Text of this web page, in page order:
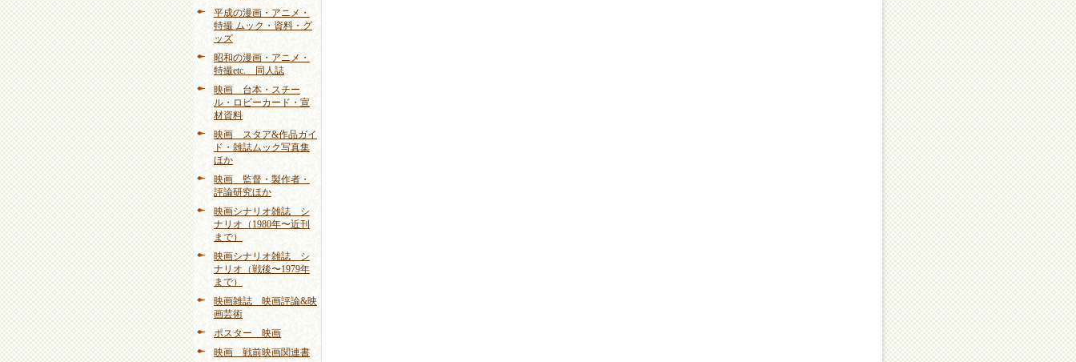
平成の漫画・アニメ・
特撮 ムック・資料・グ
ッズ
昭和の漫画・アニメ・
特撮etc. 同人誌
映画 台本・スチー
ル・ロビーカード・宣
材資料
映画 スタア&作品ガイ
ド・雑誌ムック写真集
ほか
映画 監督・製作者・
評論研究ほか
映画シナリオ雑誌 シ
ナリオ（1980年〜近刊
まで）
映画シナリオ雑誌 シ
ナリオ（戦後〜1979年
まで）
映画雑誌 映画評論&映
画芸術
ポスター 映画
映画 戦前映画関連書